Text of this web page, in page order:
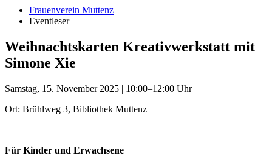
Frauenverein Muttenz
Eventleser
Weihnachtskarten Kreativwerkstatt mit
Simone Xie
Samstag, 15. November 2025 | 10:00–12:00 Uhr
Ort: Brühlweg 3, Bibliothek Muttenz
Für Kinder und Erwachsene